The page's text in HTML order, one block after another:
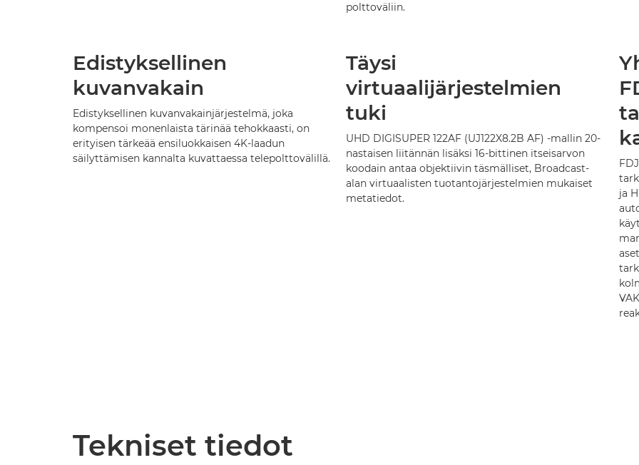
polttoväliin.
Edistyksellinen
kuvanvakain
Edistyksellinen kuvanvakainjärjestelmä, joka
kompensoi monenlaista tärinää tehokkaasti, on
erityisen tärkeää ensiluokkaisen 4K-laadun
säilyttämisen kannalta kuvattaessa telepolttovälillä.
Täysi
virtuaalijärjestelmien
tuki
UHD DIGISUPER 122AF (UJ122X8.2B AF) -mallin 20-
nastaisen liitännän lisäksi 16-bittinen itseisarvon
koodain antaa objektiivin täsmälliset, Broadcast-
alan virtuaalisten tuotantojärjestelmien mukaiset
metatiedot.
ja
Tekniset tiedot